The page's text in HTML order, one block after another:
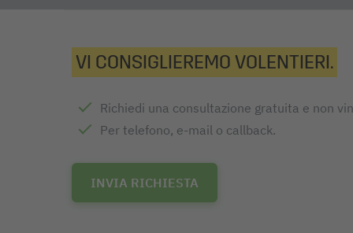
VI CONSIGLIEREMO VOLENTIERI.
Richiedi una consultazione gratuita e non
Per telefono, e-mail o callback.
INVIA RICHIESTA